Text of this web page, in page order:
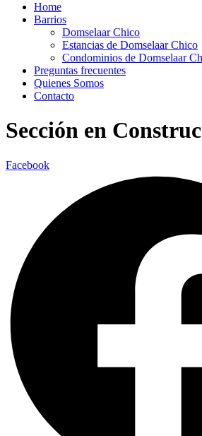
Home
Barrios
Domselaar Chico
Estancias de Domselaar Chico
Condominios de Domselaar
Preguntas frecuentes
Quienes Somos
Contacto
Sección en
Facebook